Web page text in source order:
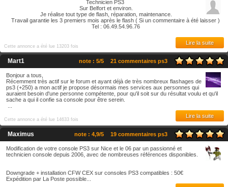
Technicien PS3
Sur Belfort et environ.
Je réalise tout type de flash, réparation, maintenance.
Travail garantie les 3 premiers mois après le flash ( Si un commentaire à été laisser )
Tel : 06.49.54.96.76
Cette annonce a été lue 13203 fois
Lire la suite
Mart1 21 commentaires ps3
note : 5/5
Bonjour a tous,
Récemment très actif sur le forum et ayant déjà de très nombreux flashages de
ps3 (+250) a mon actif je propose désormais mes services aux personnes qui
auraient besoin d'une personne compétente, pour qu'il soit sur du résultat voulu et qu'il
sache a qui il confie sa console pour être serein.
Cette annonce a été lue 14633 fois
Lire la suite
Maximus 19 commentaires ps3
note : 4,9/5
Modification de votre console PS3 sur Nice et le 06 par un passionné et
technicien console depuis 2006, avec de nombreuses références disponibles.
Downgrade + installation CFW CEX sur consoles PS3 compatibles : 50€
Expédition par La Poste possible...